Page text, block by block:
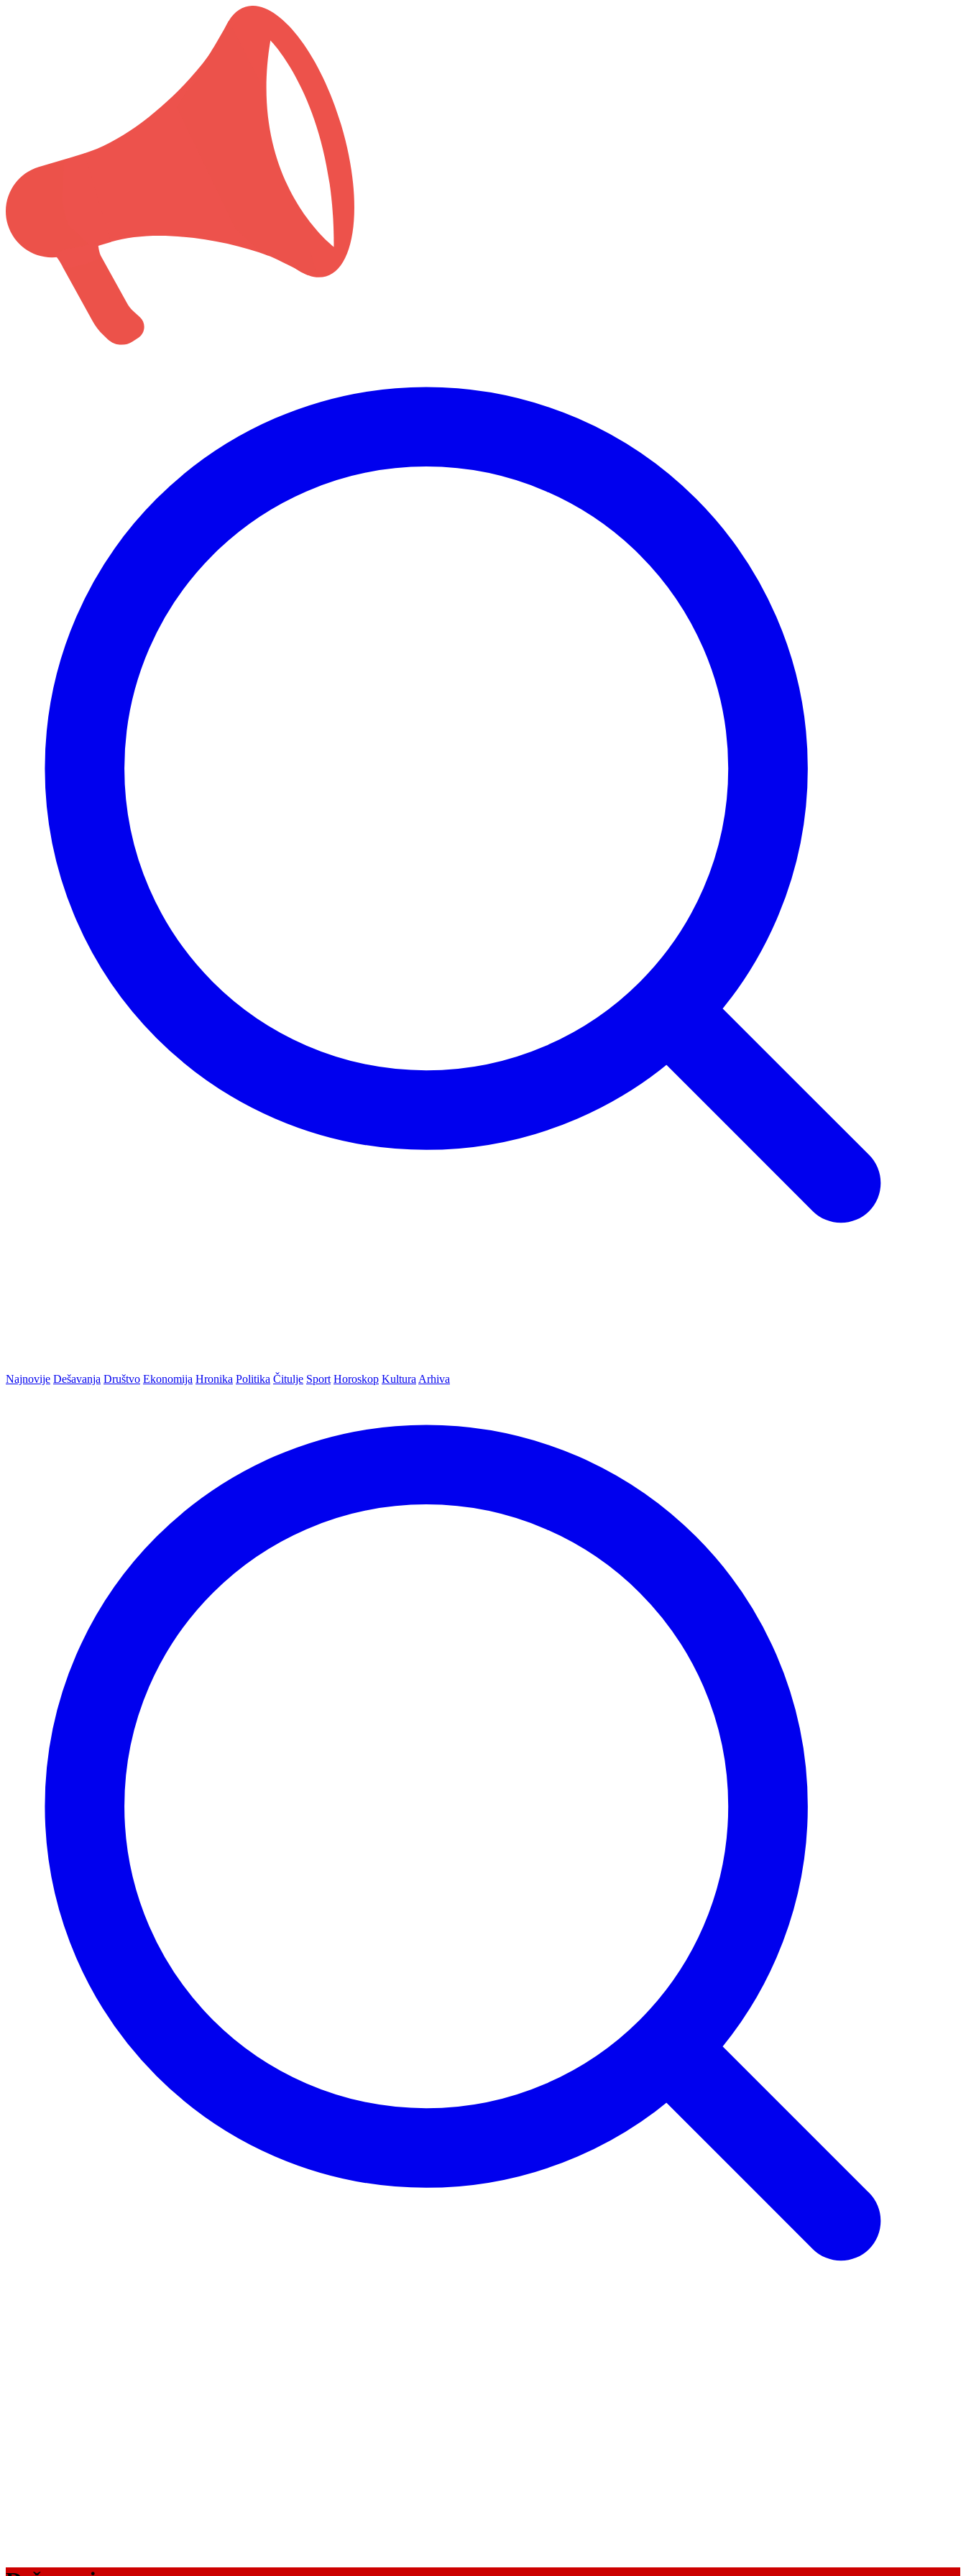
Najnovije Dešavanja Društvo Ekonomija Hronika Politika Čitulje Sport Horoskop Kultura Arhiva